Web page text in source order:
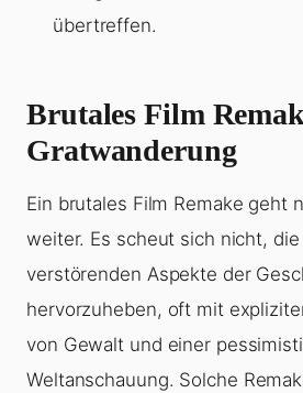
übertreffen.
Brutales Film
Gratwanderung
Ein brutales Film Remake geht
weiter. Es scheut sich nicht,
verstörenden Aspekte der
hervorzuheben, oft mit
von Gewalt und einer
Weltanschauung. Solche